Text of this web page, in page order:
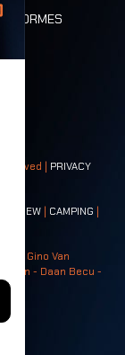
NORMES
| PRIVACY
CREW | CAMPING |
- Gino Van
- Daan Becu -